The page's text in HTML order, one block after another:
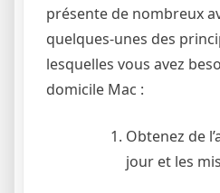
présente de nombreux
quelques-unes des
lesquelles vous avez
domicile Mac :
Obtenez de
jour et les